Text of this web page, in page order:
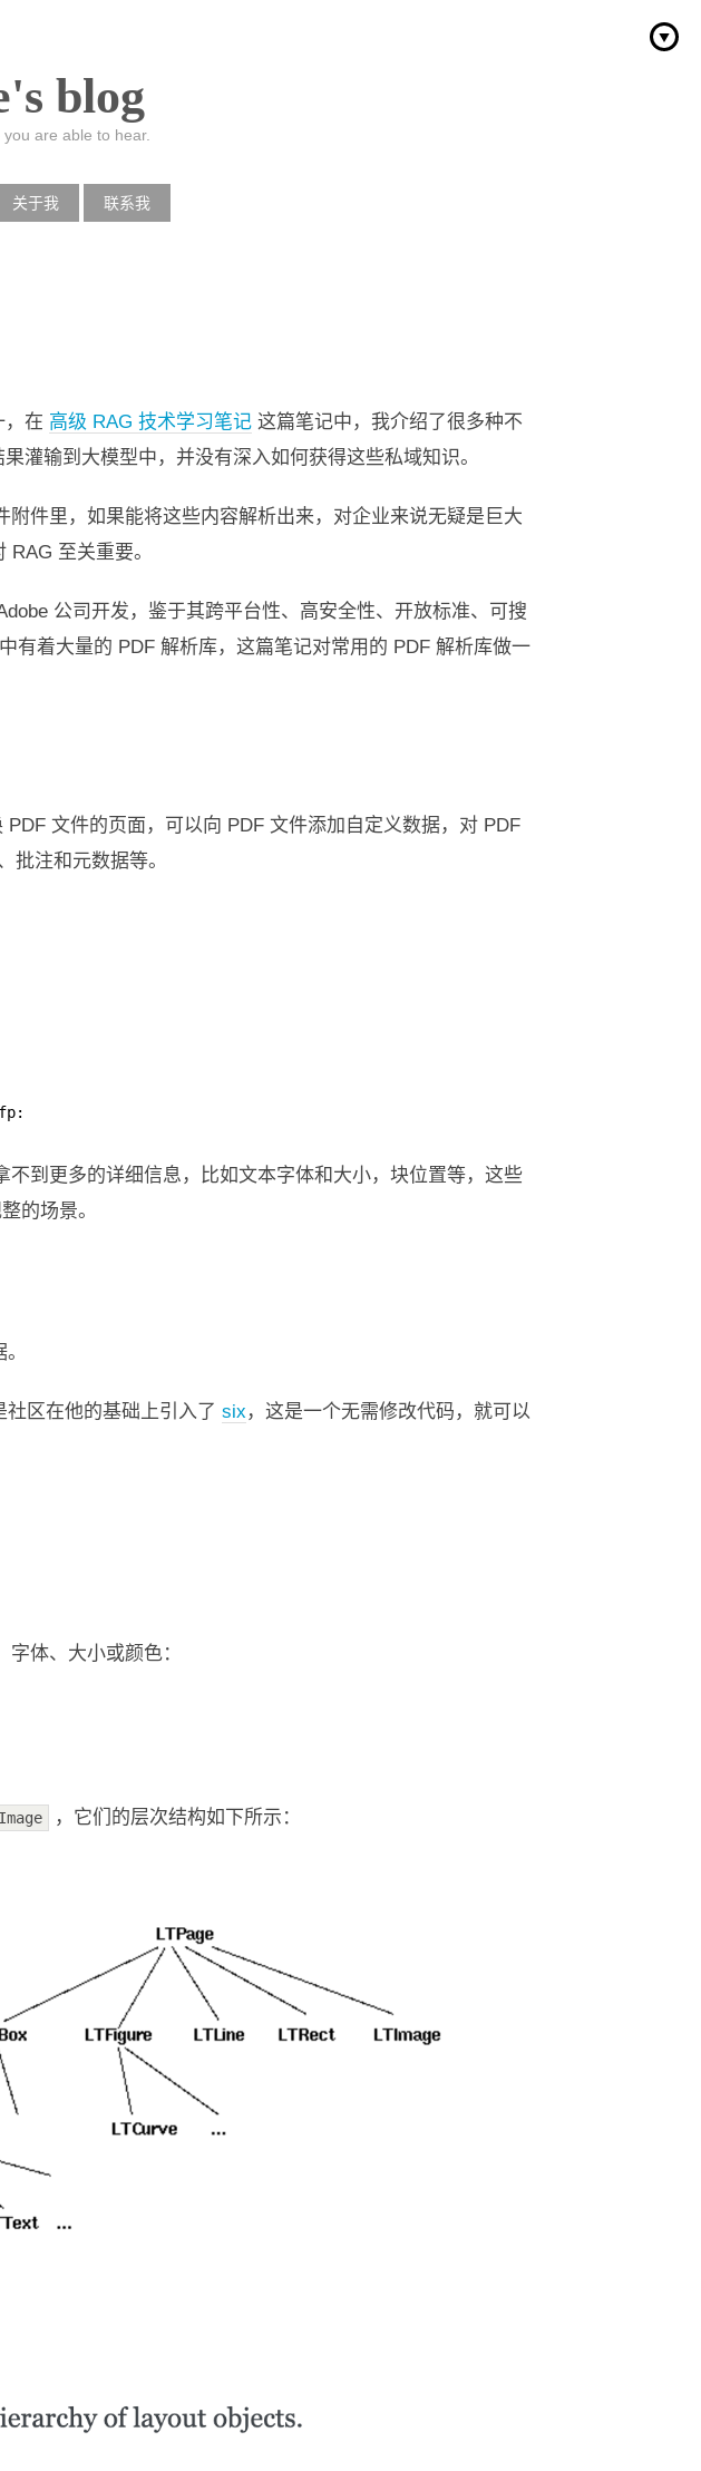
blog
are able to hear.
关于我 联系我
，在 高级 RAG 技术学习笔记 这篇笔记中，我介绍了很多种不
灌输到大模型中，并没有深入如何获得这些私域知识。
件里，如果能将这些内容解析出来，对企业来说无疑是巨大
至关重要。
公司开发，鉴于其跨平台性、高安全性、开放标准、可搜
有着大量的 PDF 解析库，这篇笔记对常用的 PDF 解析库做一
文件的页面，可以向 PDF 文件添加自定义数据，对 PDF
批注和元数据等。
到更多的详细信息，比如文本字体和大小，块位置等，这些
的场景。
区在他的基础上引入了 six ，这是一个无需修改代码，就可以
体、大小或颜色：
，它们的层次结构如下所示：